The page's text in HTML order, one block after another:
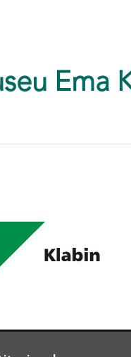
Ema